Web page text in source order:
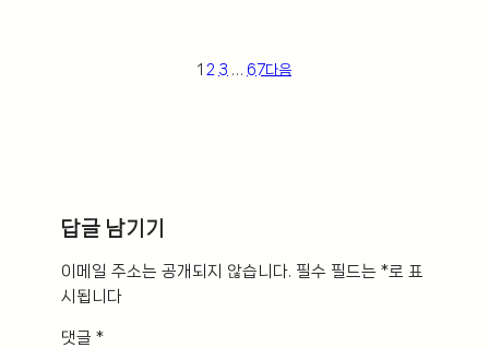
1 2 3 67다음
답글 남기기
이메일 주소는 공개되지 않습니다. 필수 필드는 *로 표
시됩니다
댓글 *